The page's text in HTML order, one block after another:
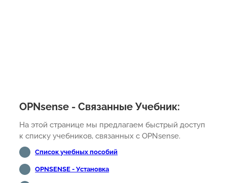
OPNsense - Связанные Учебник:
На этой странице мы предлагаем быстрый доступ
к списку учебников, связанных с OPNsense.
Список учебных пособий
OPNSENSE - Установка